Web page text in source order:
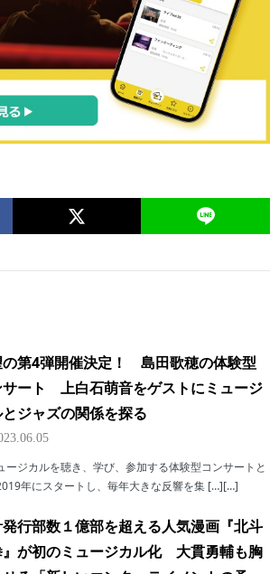
第4弾開催決定！ 島田歌穂の体験型
サート 上白石萌音をゲストにミュージ
ジャズの関係を探る
ージカルを聴き、学び、参加する体験型コンサートと
年にスタートし、毎年大きな反響を集 […][…]
行部数１億部を超える人気漫画『北斗
が初のミュージカル化 大貫勇輔も胸